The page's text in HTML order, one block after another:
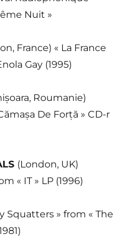
Nuit »
France) « La France
Gay (1995)
Roumanie)
De Forță » CD-r
(London, UK)
« IT » LP (1996)
Squatters » from « The